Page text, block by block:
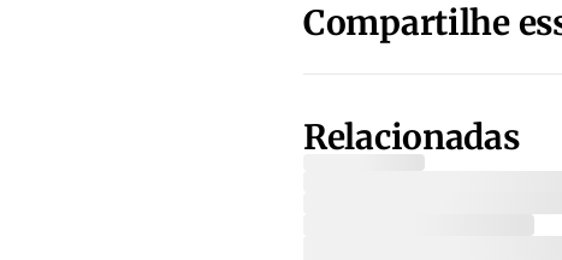
Compartilhe
Relacionadas